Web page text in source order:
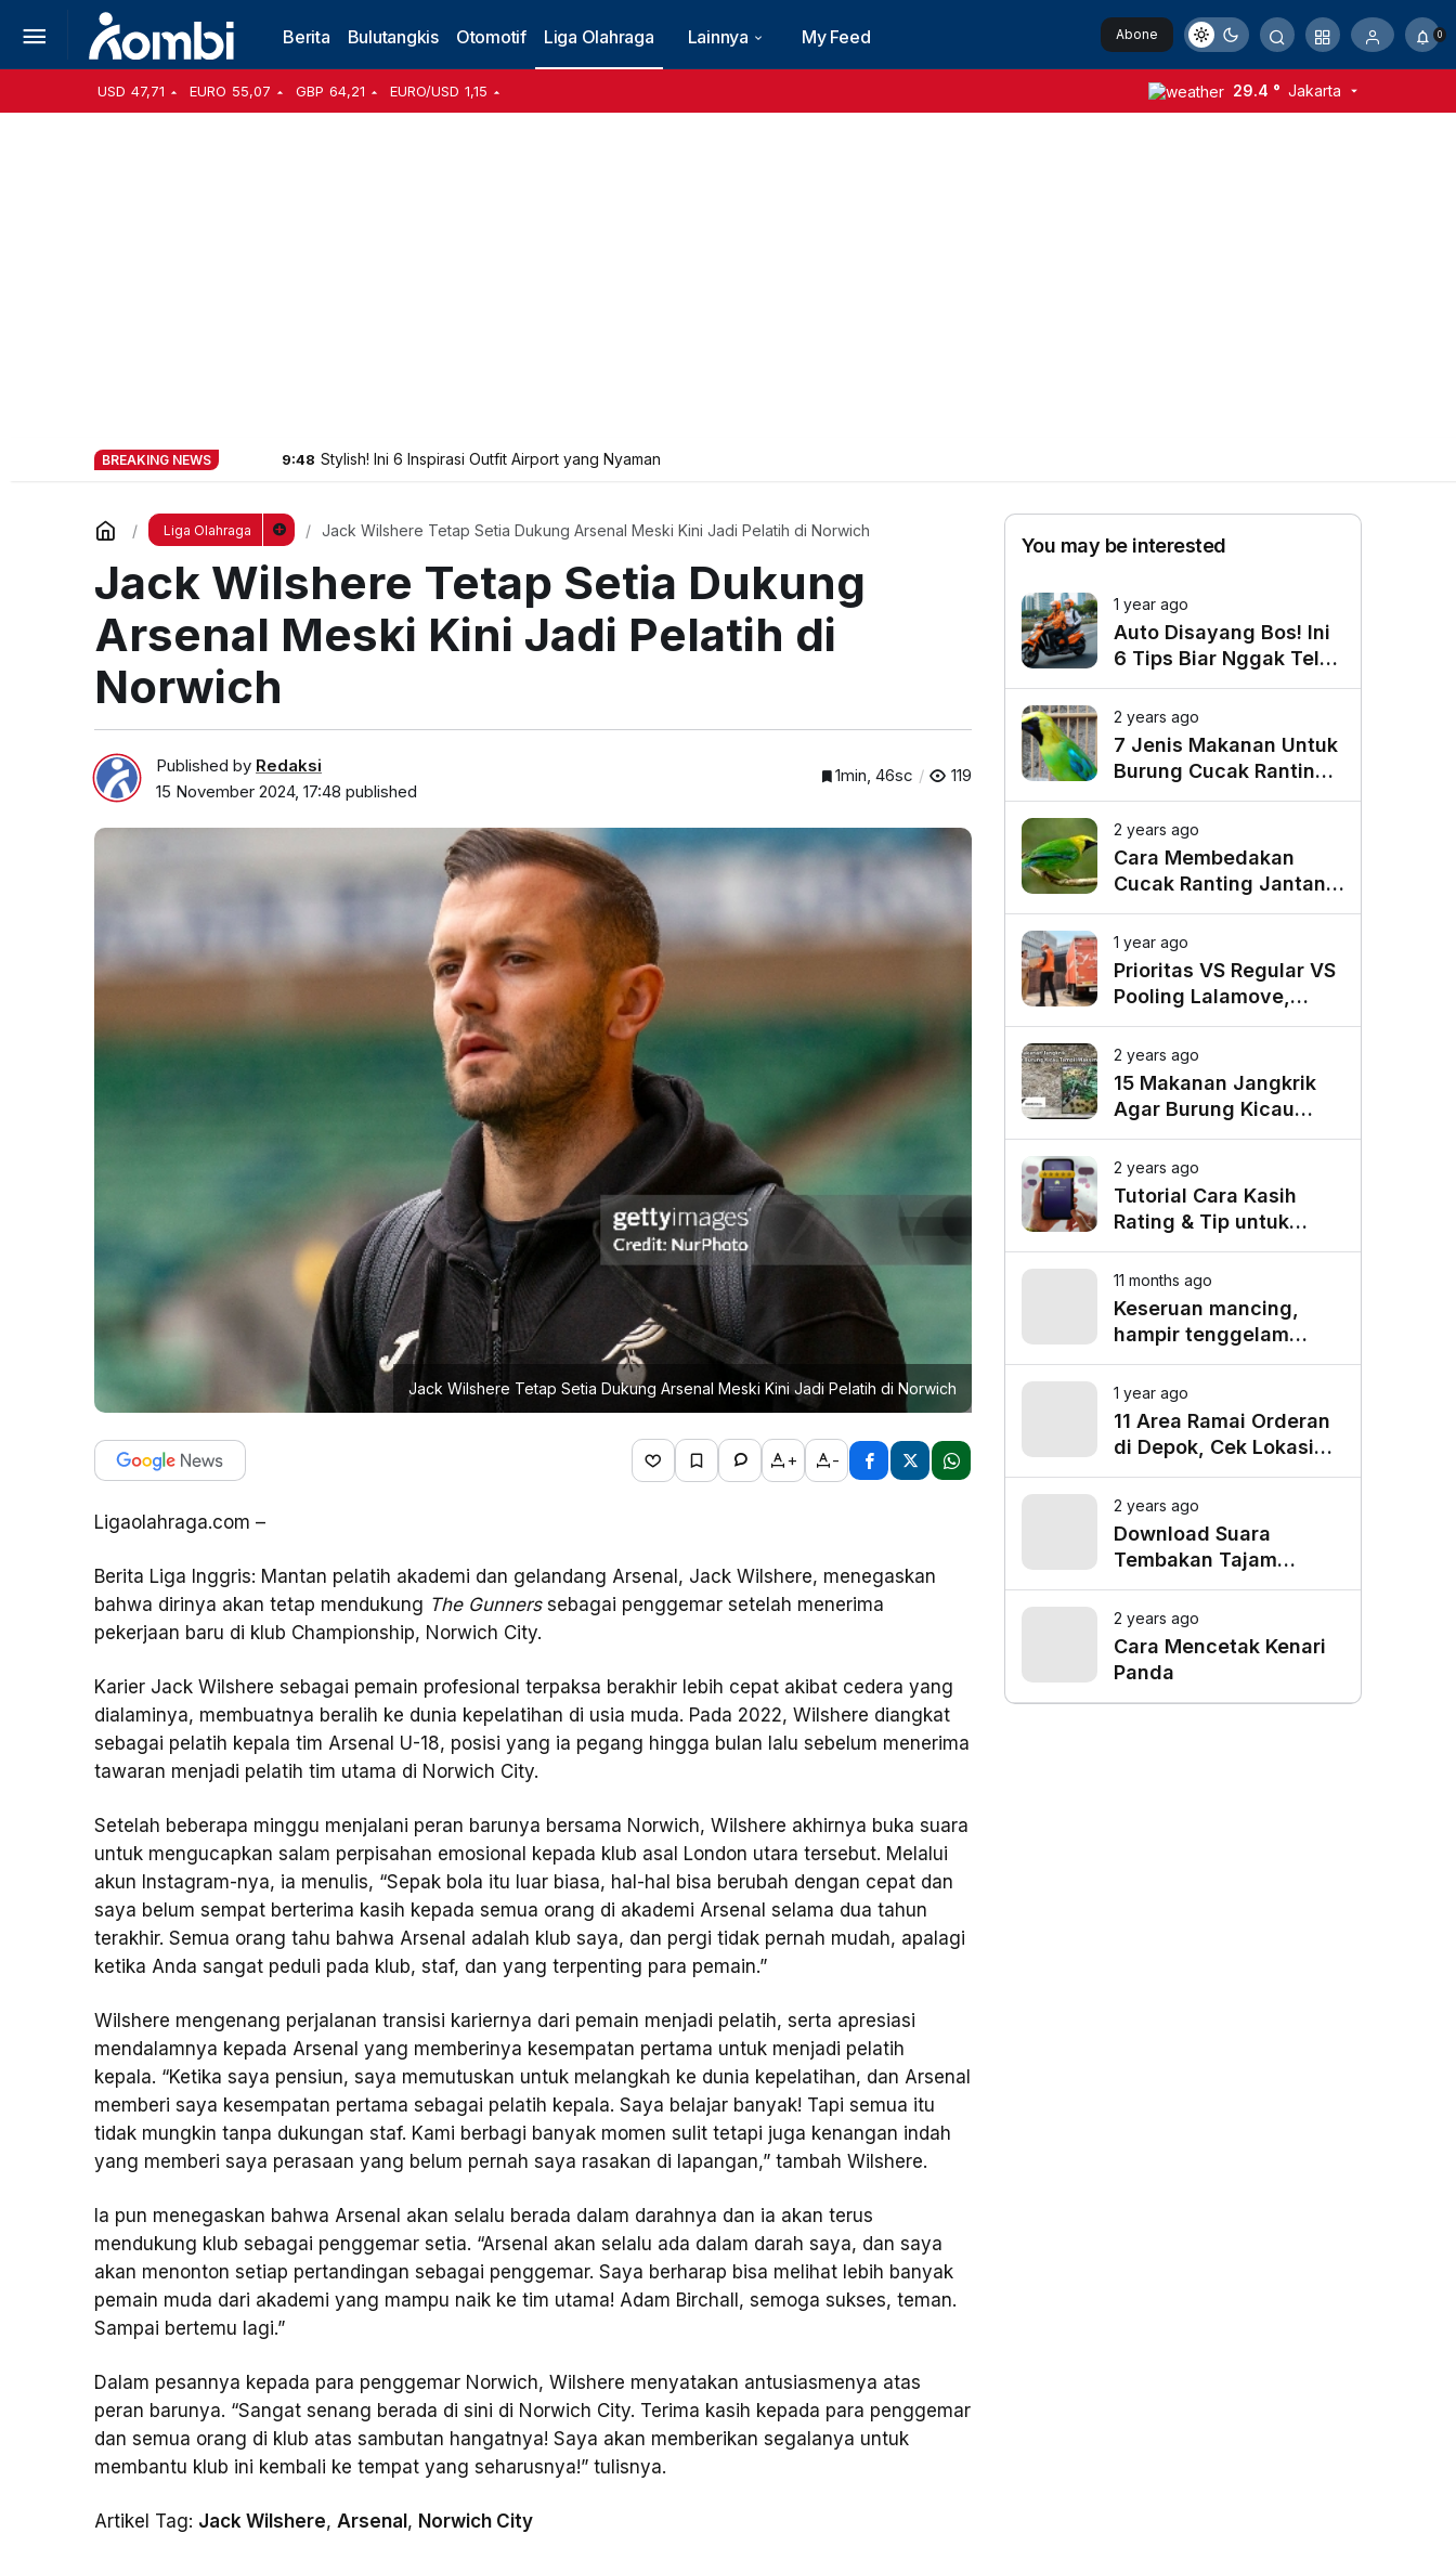
Berita Bulutangkis Otomotif Liga Olahraga Lainnya My Feed Abone
Ol
0
USD 47,71 EURO 55,07 GBP 64,21 EURO/USD 1,15 29.4 ° Jakarta
BREAKING NEWS 9:48 Stylish! Ini 6 Inspirasi Outfit Airport yang Nyaman
Liga Olahraga Jack Wilshere Tetap Setia Dukung Arsenal Meski Kini Jadi Pelatih di Norwich
Jack Wilshere Tetap Setia Dukung
Arsenal Meski Kini Jadi Pelatih di
Norwich
Published by Redaksi
15 November 2024, 17:48 published
1min, 46sc 119
Jack Wilshere Tetap Setia Dukung Arsenal Meski Kini Jadi Pelatih di Norwich
+ -
Ligaolahraga.com –
Berita Liga Inggris: Mantan pelatih akademi dan gelandang Arsenal, Jack Wilshere, menegaskan
bahwa dirinya akan tetap mendukung The Gunnerssebagai penggemar setelah menerima
pekerjaan baru di klub Championship, Norwich City.
Karier Jack Wilshere sebagai pemain profesional terpaksa berakhir lebih cepat akibat cedera yang
dialaminya, membuatnya beralih ke dunia kepelatihan di usia muda. Pada 2022, Wilshere diangkat
sebagai pelatih kepala tim Arsenal U-18, posisi yang ia pegang hingga bulan lalu sebelum menerima
tawaran menjadi pelatih tim utama di Norwich City.
Setelah beberapa minggu menjalani peran barunya bersama Norwich, Wilshere akhirnya buka suara
untuk mengucapkan salam perpisahan emosional kepada klub asal London utara tersebut. Melalui
akun Instagram-nya, ia menulis, “Sepak bola itu luar biasa, hal-hal bisa berubah dengan cepat dan
saya belum sempat berterima kasih kepada semua orang di akademi Arsenal selama dua tahun
terakhir. Semua orang tahu bahwa Arsenal adalah klub saya, dan pergi tidak pernah mudah, apalagi
ketika Anda sangat peduli pada klub, staf, dan yang terpenting para pemain.”
Wilshere mengenang perjalanan transisi kariernya dari pemain menjadi pelatih, serta apresiasi
mendalamnya kepada Arsenal yang memberinya kesempatan pertama untuk menjadi pelatih
kepala. “Ketika saya pensiun, saya memutuskan untuk melangkah ke dunia kepelatihan, dan Arsenal
memberi saya kesempatan pertama sebagai pelatih kepala. Saya belajar banyak! Tapi semua itu
tidak mungkin tanpa dukungan staf. Kami berbagi banyak momen sulit tetapi juga kenangan indah
yang memberi saya perasaan yang belum pernah saya rasakan di lapangan,” tambah Wilshere.
Ia pun menegaskan bahwa Arsenal akan selalu berada dalam darahnya dan ia akan terus
mendukung klub sebagai penggemar setia. “Arsenal akan selalu ada dalam darah saya, dan saya
akan menonton setiap pertandingan sebagai penggemar. Saya berharap bisa melihat lebih banyak
pemain muda dari akademi yang mampu naik ke tim utama! Adam Birchall, semoga sukses, teman.
Sampai bertemu lagi.”
Dalam pesannya kepada para penggemar Norwich, Wilshere menyatakan antusiasmenya atas
peran barunya. “Sangat senang berada di sini di Norwich City. Terima kasih kepada para penggemar
dan semua orang di klub atas sambutan hangatnya! Saya akan memberikan segalanya untuk
membantu klub ini kembali ke tempat yang seharusnya!” tulisnya.
Artikel Tag: Jack Wilshere, Arsenal, Norwich City
You may be interested
1 year ago
Auto Disayang Bos! Ini
6 Tips Biar Nggak Telat
Datang ke Kantor
2 years ago
7 Jenis Makanan Untuk
Burung Cucak Ranting
Agar Gacor
2 years ago
Cara Membedakan
Cucak Ranting Jantan
Dan Betina
1 year ago
Prioritas VS Regular VS
Pooling Lalamove,
Mana yang Paling
Cocok untuk Kebutuhan
Anda?
2 years ago
15 Makanan Jangkrik
Agar Burung Kicau
Tampil Maksimal
2 years ago
Tutorial Cara Kasih
Rating & Tip untuk
Driver Lalamove Ride
11 months ago
Keseruan mancing,
hampir tenggelam
gara-gara belut besar
1 year ago
11 Area Ramai Orderan
di Depok, Cek Lokasi
Favorit untuk Mangkal
Driver Online
2 years ago
Download Suara
Tembakan Tajam
Burung Siri Siri Gacor
Mp3
2 years ago
Cara Mencetak Kenari
Panda